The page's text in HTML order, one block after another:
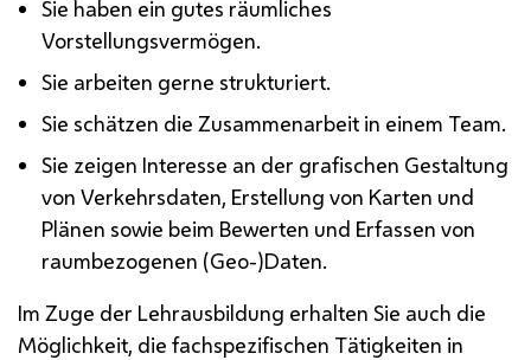
Sie haben ein gutes räumliches
Vorstellungsvermögen.
Sie arbeiten gerne strukturiert.
Sie schätzen die Zusammenarbeit in einem Team.
Sie zeigen Interesse an der grafischen Gestaltung
von Verkehrsdaten, Erstellung von Karten und
Plänen sowie beim Bewerten und Erfassen von
raumbezogenen (Geo-)Daten.
Im Zuge der Lehrausbildung erhalten Sie auch die
Möglichkeit, die fachspezifischen Tätigkeiten in